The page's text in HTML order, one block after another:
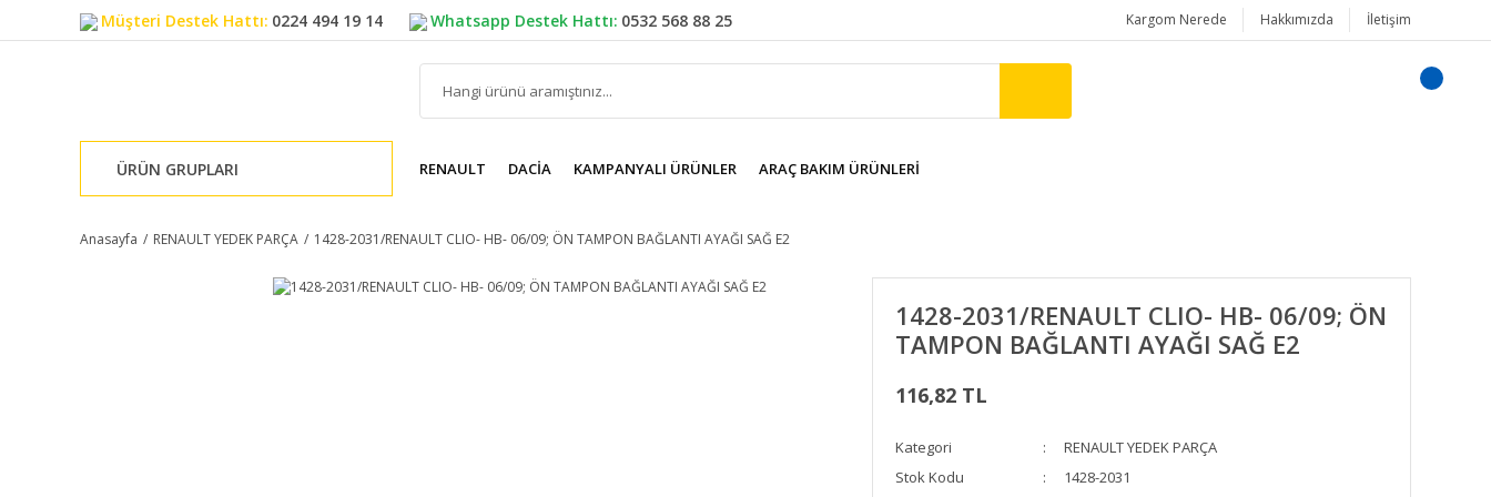
Müşteri Destek Hattı: 0224 494 19 14 Whatsapp Destek Hattı: 0532 568 88 25 Kargom Nerede Hakkımızda İletişim
ÜRÜN GRUPLARI RENAULT DACIA KAMPANYALI ÜRÜNLER ARAÇ BAKIM ÜRÜNLERI
Anasayfa RENAULT YEDEK PARÇA 1428-2031/RENAULT CLIO- HB- 06/09; ÖN TAMPON BAĞLANTI AYAĞI SAĞ E2
1428-2031/RENAULT CLIO- HB- 06/09; ÖN
TAMPON BAĞLANTI AYAĞI SAĞ E2
116,82 TL
Kategori
RENAULT YEDEK PARÇA
Stok Kodu
1428-2031